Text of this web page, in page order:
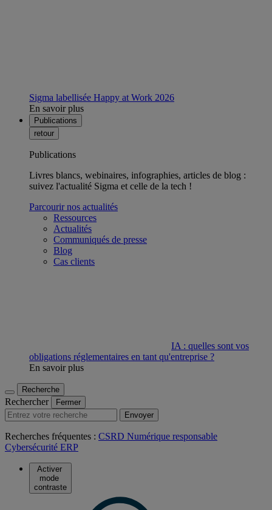
Sigma labellisée Happy at Work 2026
En savoir plus
Publications
retour
Publications
Livres blancs, webinaires, infographies, articles de blog :
suivez l'actualité Sigma et celle de la tech !
Parcourir nos actualités
Ressources
Actualités
Communiqués de presse
Blog
Cas clients
IA : quelles sont vos
obligations réglementaires en tant qu'entreprise ?
En savoir plus
Recherche
Rechercher
Fermer
Envoyer
Recherches fréquentes : CSRD Numérique responsable
Cybersécurité ERP
Activer
mode
contraste